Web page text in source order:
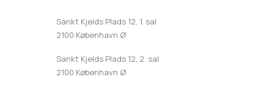
Sankt Kjelds Plads 12, 1. sal
2100 København Ø
Sankt Kjelds Plads 12, 2. sal
2100 København Ø